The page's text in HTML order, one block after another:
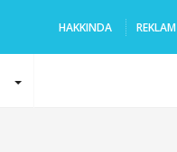
HAKKINDA REKLAM